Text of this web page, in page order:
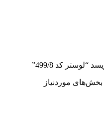
کد 499/8”
بخش‌های موردنیاز